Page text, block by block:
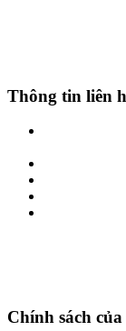
Thông tin liên
Chính sách